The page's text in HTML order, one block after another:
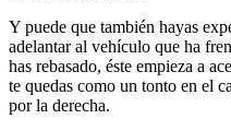
Y puede que también hayas
adelantar al vehículo que ha
has rebasado, éste empieza a
te quedas como un tonto en el
por la derecha.